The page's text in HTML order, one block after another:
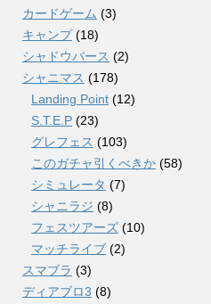
カードゲーム (3)
キャンプ(18)
シャドウバース (2)
シャニマス (178)
Landing Point (12)
S.T.E.P (23)
グレフェス (103)
このガチャ引くべきか (58)
シミュレータ (7)
シャニラジ (8)
フェスツアーズ (10)
マッチライブ (2)
スマブラ (3)
ディアブロ3 (8)